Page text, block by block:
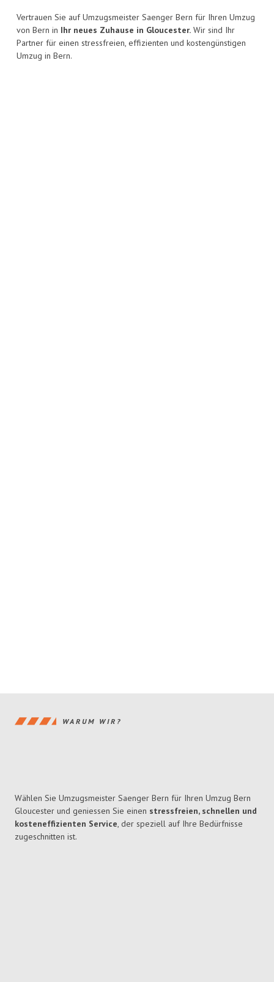
Vertrauen Sie auf Umzugsmeister Saenger Bern für Ihren Umzug
von Bern in Ihr neues Zuhause in Gloucester. Wir sind Ihr
Partner für einen stressfreien, effizienten und kostengünstigen
Umzug in Bern.
WARUM WIR?
Wählen Sie Umzugsmeister Saenger Bern für Ihren Umzug Bern
Gloucester und geniessen Sie einen stressfreien, schnellen und
kosteneffizienten Service, der speziell auf Ihre Bedürfnisse
zugeschnitten ist.